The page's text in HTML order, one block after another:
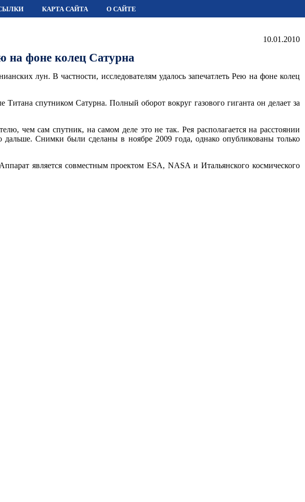
КАРТА САЙТА О САЙТЕ
10.01.2010
на фоне колец Сатурна
лун. В частности, исследователям удалось запечатлеть Рею на фоне колец
спутником Сатурна. Полный оборот вокруг газового гиганта он делает за
чем сам спутник, на самом деле это не так. Рея располагается на расстоянии
дальше. Снимки были сделаны в ноябре 2009 года, однако опубликованы только
является совместным проектом ESA, NASA и Итальянского космического